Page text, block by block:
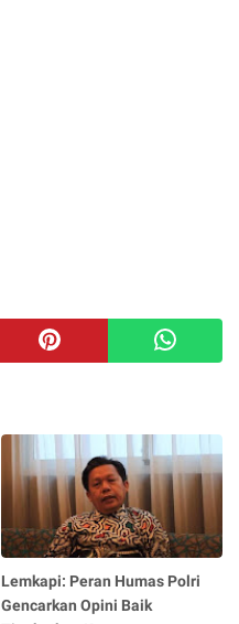
Lemkapi: Peran Humas Polri
Gencarkan Opini Baik